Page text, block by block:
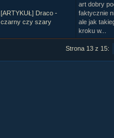
[ARTYKUŁ] Draco -
czarny czy szary
art dobry
faktycznie
ale jak
kroku w...
Strona 13 z 15: